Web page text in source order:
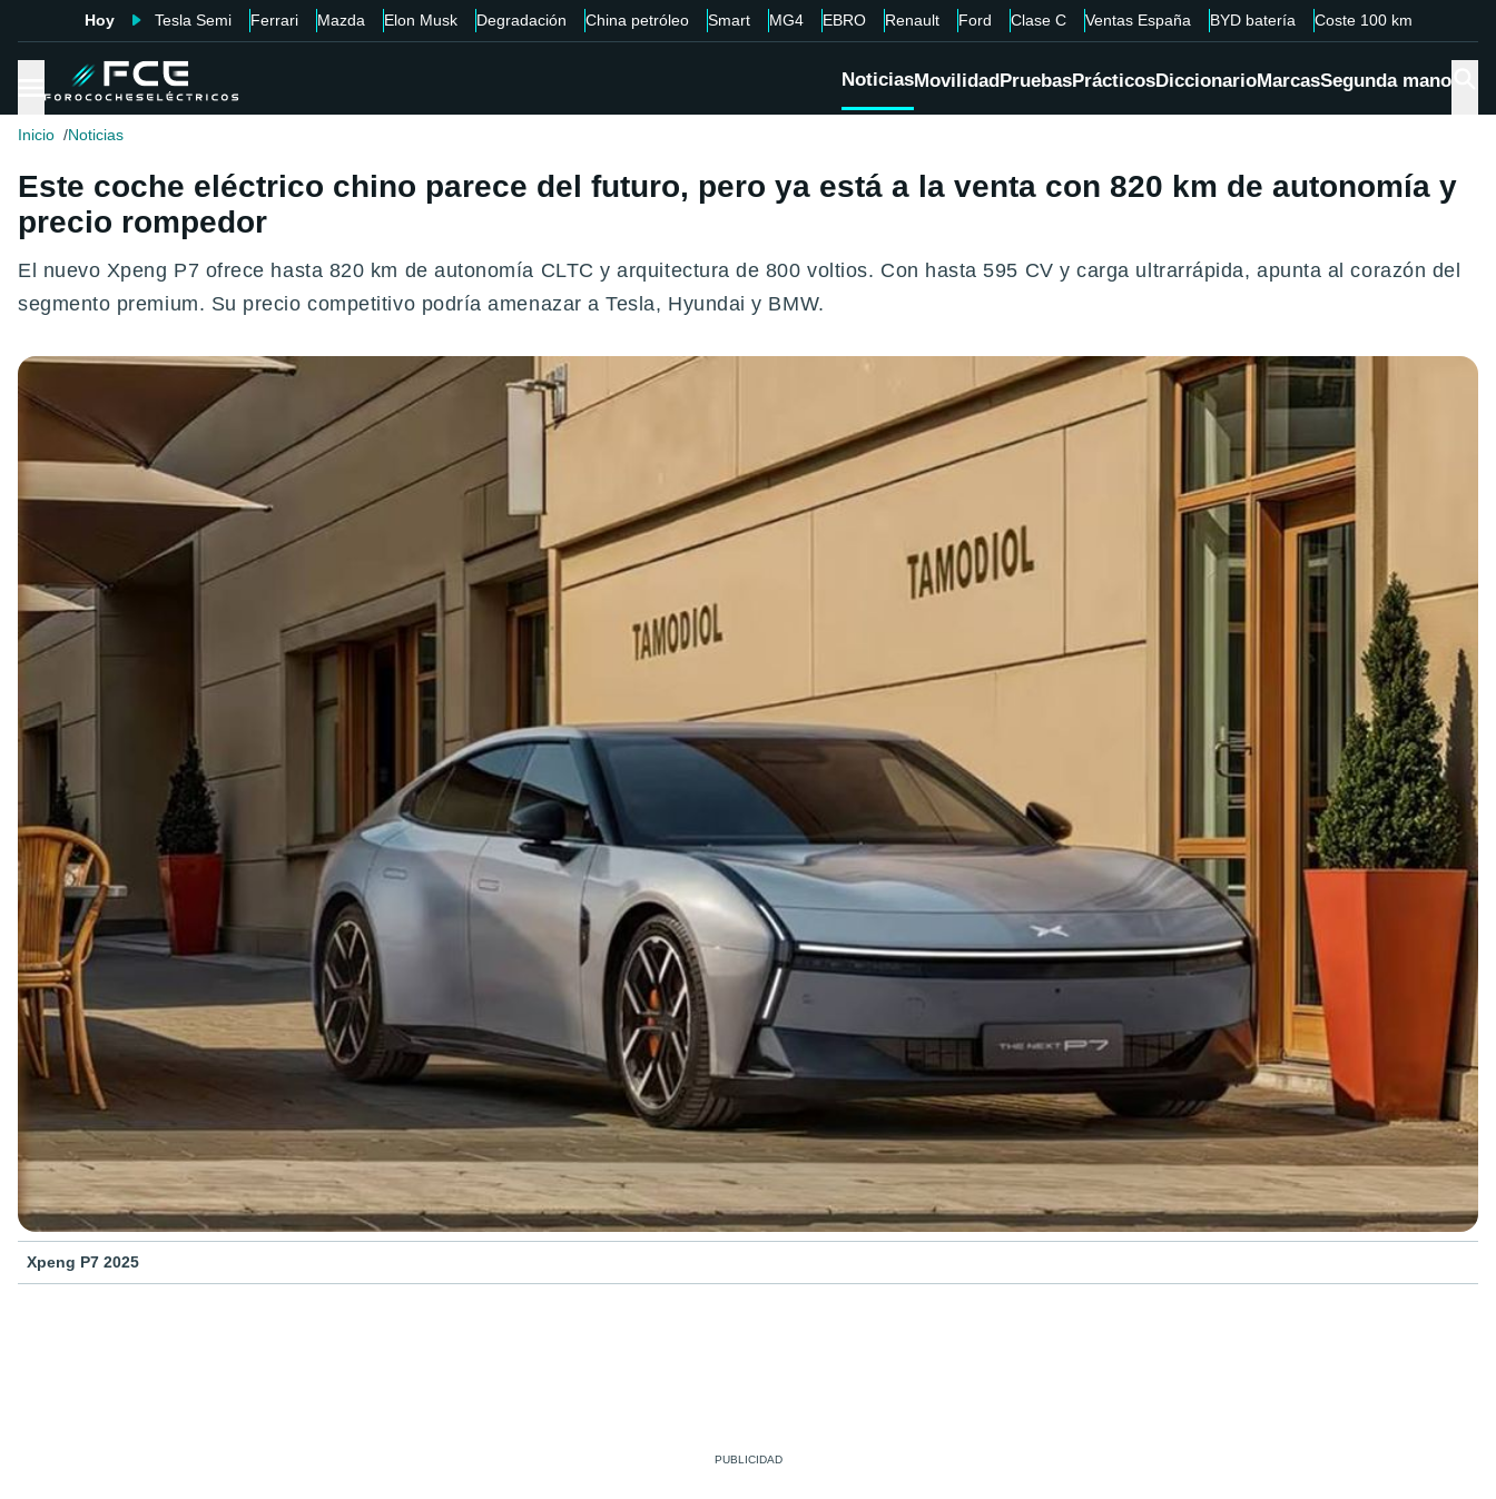
Hoy Tesla Semi Ferrari Mazda Elon Musk Degradación China petróleo Smart MG4 EBRO Renault Ford Clase C Ventas España BYD batería Coste 100 km
NoticiasMovilidadPruebasPrácticosDiccionarioMarcasSegunda mano
Inicio Noticias
Este coche eléctrico chino parece del futuro, pero ya está a la venta con 820 km de autonomía y
precio rompedor
El nuevo Xpeng P7 ofrece hasta 820 km de autonomía CLTC y arquitectura de 800 voltios. Con hasta 595 CV y carga ultrarrápida, apunta al corazón del
segmento premium. Su precio competitivo podría amenazar a Tesla, Hyundai y BMW.
Xpeng P7 2025